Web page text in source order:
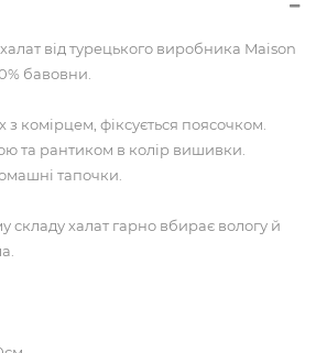
від турецького виробника Maison
бавовни.
з комірцем, фіксується поясочком.
та рантиком в колір вишивки.
тапочки.
складу халат гарно вбирає вологу й